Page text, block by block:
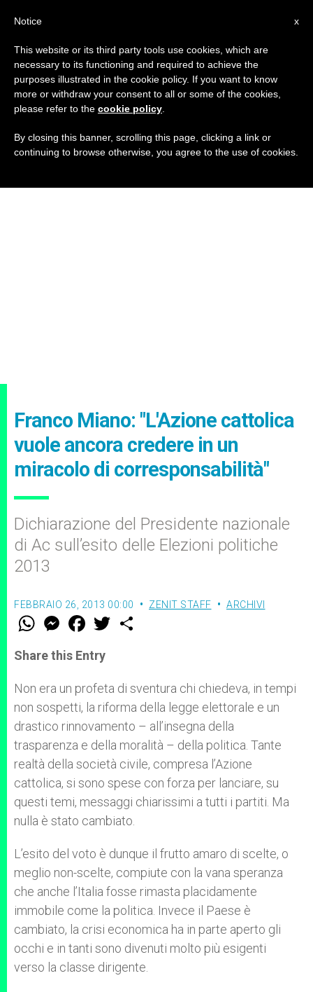
Franco Miano: "L'Azione cattolica
vuole ancora credere in un
miracolo di corresponsabilità"
Dichiarazione del Presidente nazionale
di Ac sull’esito delle Elezioni politiche
2013
FEBBRAIO 26, 2013 00:00 ZENIT STAFF ARCHIVI
W
t
s
p
p
M
e
s
e
g
e
r
F
a
e
b
o
k
w
r
Share this Entry
Non era un profeta di sventura chi chiedeva, in tempi
non sospetti, la riforma della legge elettorale e un
drastico rinnovamento – all’insegna della
trasparenza e della moralità – della politica. Tante
realtà della società civile, compresa l’Azione
cattolica, si sono spese con forza per lanciare, su
questi temi, messaggi chiarissimi a tutti i partiti. Ma
nulla è stato cambiato.
L’esito del voto è dunque il frutto amaro di scelte, o
meglio non-scelte, compiute con la vana speranza
che anche l’Italia fosse rimasta placidamente
immobile come la politica. Invece il Paese è
cambiato, la crisi economica ha in parte aperto gli
occhi e in tanti sono divenuti molto più esigenti
verso la classe dirigente.
x
Notice
This website or its third party tools use cookies, which are
necessary to its functioning and required to achieve the
purposes illustrated in the cookie policy. If you want to know
more or withdraw your consent to all or some of the cookies,
please refer to the cookie policy
By closing this banner, scrolling this page, clicking a link or
continuing to browse otherwise, you agree to the use of cookies.